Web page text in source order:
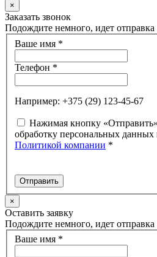
×
Заказать звонок
Подождите немного, идет отправка
Ваше имя *
Телефон *
Например: +375 (29) 123-45-67
Нажимая кнопку
обработку персональных данных
Политикой компании *
×
Оставить заявку
Подождите немного, идет отправка
Ваше имя *